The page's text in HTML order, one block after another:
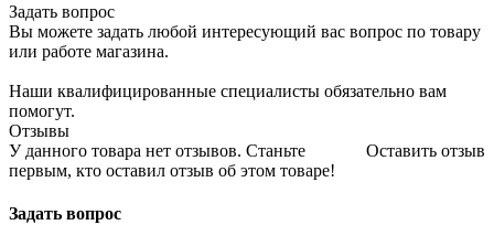
Задать вопрос
Вы можете задать любой интересующий вас вопрос по товару
или работе магазина.
Наши квалифицированные специалисты обязательно вам
помогут.
Отзывы
Оставить отзыв
У данного товара нет отзывов. Станьте
первым, кто оставил отзыв об этом товаре!
Задать вопрос